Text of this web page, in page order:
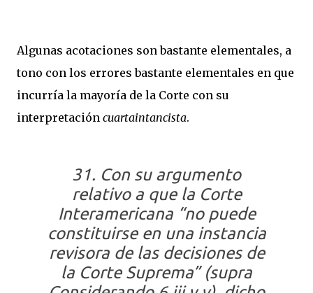
Algunas acotaciones son bastante elementales, a
tono con los errores bastante elementales en que
incurría la mayoría de la Corte con su
interpretación cuartaintancista.
31. Con su argumento
relativo a que la Corte
Interamericana “no puede
constituirse en una instancia
revisora de las decisiones de
la Corte Suprema” (supra